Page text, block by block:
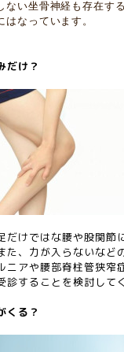
ない坐骨神経も存在す
なっています。
だけ？
だけではな腰や股関節
た、力が入らないなど
ニアや腰部脊柱管狭窄
診することを検討して
くる？